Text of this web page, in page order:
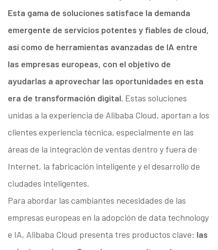
Esta gama de soluciones satisface la demanda
emergente de servicios potentes y fiables de cloud,
así como de herramientas avanzadas de IA entre
las empresas europeas, con el objetivo de
ayudarlas a aprovechar las oportunidades en esta
era de transformación digital. Estas soluciones
unidas a la experiencia de Alibaba Cloud, aportan a los
clientes experiencia técnica, especialmente en las
áreas de la integración de ventas dentro y fuera de
Internet, la fabricación inteligente y el desarrollo de
ciudades inteligentes.
Para abordar las cambiantes necesidades de las
empresas europeas en la adopción de data technology
e IA, Alibaba Cloud presenta tres productos clave: las